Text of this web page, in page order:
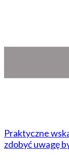
Praktyczne
zdobyć uwagę